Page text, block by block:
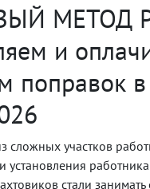
МЕТОД
и
поправок
сложных участков
установления
стали